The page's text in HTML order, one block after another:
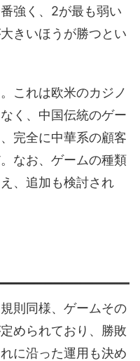
強く、2が最も弱い
きいほうが勝つとい
これは欧米のカジノ
く、中国伝統のゲー
完全に中華系の顧客
なお、ゲームの種類
、追加も検討され
則同様、ゲームその
められており、勝敗
に沿った運用も決め